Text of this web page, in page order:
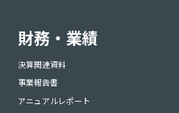
財務・業績
決算関連資料
事業報告書
アニュアルレポート